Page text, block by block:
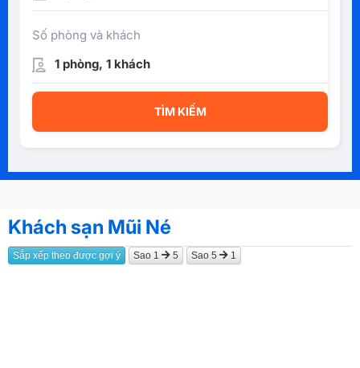
Số phòng và khách
1 phòng, 1 khách
TÌM KIẾM
Khách sạn Mũi Né
Sắp xếp theo được gợi ý Sao 1 5 Sao 5 1